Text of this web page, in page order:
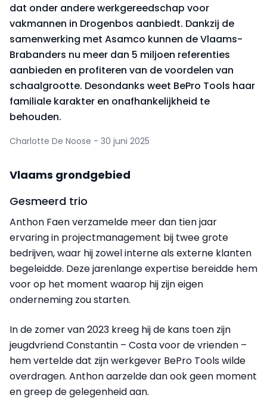
dat onder andere werkgereedschap voor
vakmannen in Drogenbos aanbiedt. Dankzij de
samenwerking met Asamco kunnen de Vlaams-
Brabanders nu meer dan 5 miljoen referenties
aanbieden en profiteren van de voordelen van
schaalgrootte. Desondanks weet BePro Tools haar
familiale karakter en onafhankelijkheid te
behouden.
Charlotte De Noose - 30 juni 2025
Vlaams grondgebied
Gesmeerd trio
Anthon Faen verzamelde meer dan tien jaar
ervaring in projectmanagement bij twee grote
bedrijven, waar hij zowel interne als externe klanten
begeleidde. Deze jarenlange expertise bereidde hem
voor op het moment waarop hij zijn eigen
onderneming zou starten.
In de zomer van 2023 kreeg hij de kans toen zijn
jeugdvriend Constantin – Costa voor de vrienden –
hem vertelde dat zijn werkgever BePro Tools wilde
overdragen. Anthon aarzelde dan ook geen moment
en greep de gelegenheid aan.